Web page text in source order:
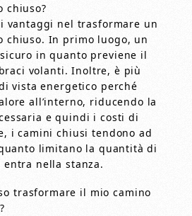
chiuso?
vantaggi nel trasformare un
chiuso. In primo luogo, un
in quanto previene il
volanti. Inoltre, è più
vista energetico perché
all’interno, riducendo la
e quindi i costi di
i camini chiusi tendono ad
limitano la quantità di
nella stanza.
trasformare il mio camino